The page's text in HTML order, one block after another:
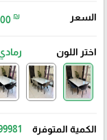
السعر ₪
اختر اللون
الكمية المتوفرة